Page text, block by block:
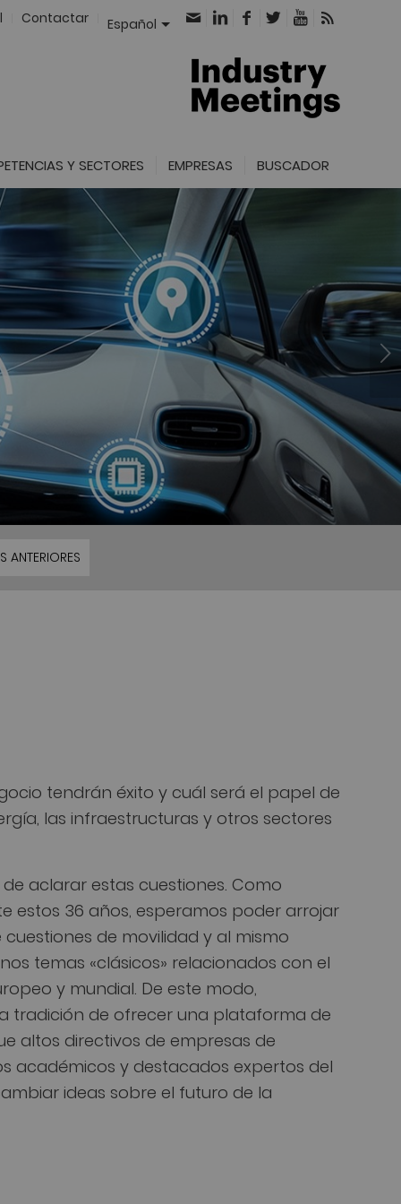
Contactar Español
Y SECTORES EMPRESAS BUSCADOR
Posterior
ANTERIORES
tendrán éxito y cuál será el papel de
las infraestructuras y otros sectores
aclarar estas cuestiones. Como
estos 36 años, esperamos poder arrojar
de movilidad y al mismo
temas «clásicos» relacionados con el
y mundial. De este modo,
tradición de ofrecer una plataforma de
altos directivos de empresas de
académicos y destacados expertos del
ideas sobre el futuro de la